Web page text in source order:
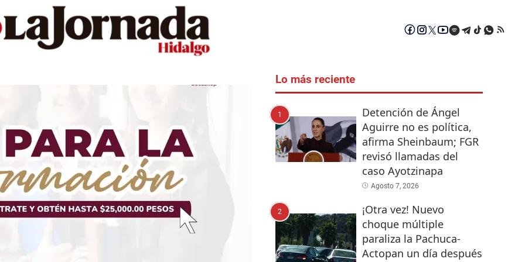
Lo más reciente
1
Detención de Ángel
Aguirre no es política,
afirma Sheinbaum; FGR
revisó llamadas del
caso Ayotzinapa
Agosto 7, 2026
2
¡Otra vez! Nuevo
choque múltiple
paraliza la Pachuca-
Actopan un día después